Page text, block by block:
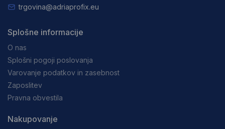
trgovina@adriaprofix.eu
Splošne informacije
O nas
Splošni pogoji poslovanja
Varovanje podatkov in zasebnost
Zaposlitev
Pravna obvestila
Nakupovanje